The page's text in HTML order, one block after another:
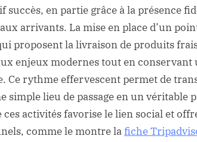
en partie grâce à la présence
arrivants. La mise en place d’un
proposent la livraison de produits
enjeux modernes tout en
Ce rythme effervescent permet de
simple lieu de passage en un véritable
ces activités favorise le lien social et
comme le montre lafiche